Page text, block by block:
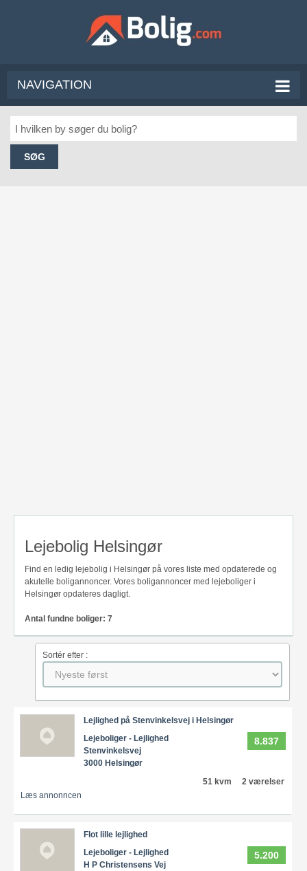
NAVIGATION
SØG
Lejebolig Helsingør
Find en ledig lejebolig i Helsingør på vores liste med opdaterede og
akutelle boligannoncer. Vores boligannoncer med lejeboliger i
Helsingør opdateres dagligt.
Antal fundne boliger: 7
Sortér efter :
Lejlighed på Stenvinkelsvej i Helsingør
8.837
Lejeboliger - Lejlighed
Stenvinkelsvej
3000 Helsingør
51 kvm
2 værelser
Læs annonncen
Flot lille lejlighed
5.200
Lejeboliger - Lejlighed
H P Christensens Vej